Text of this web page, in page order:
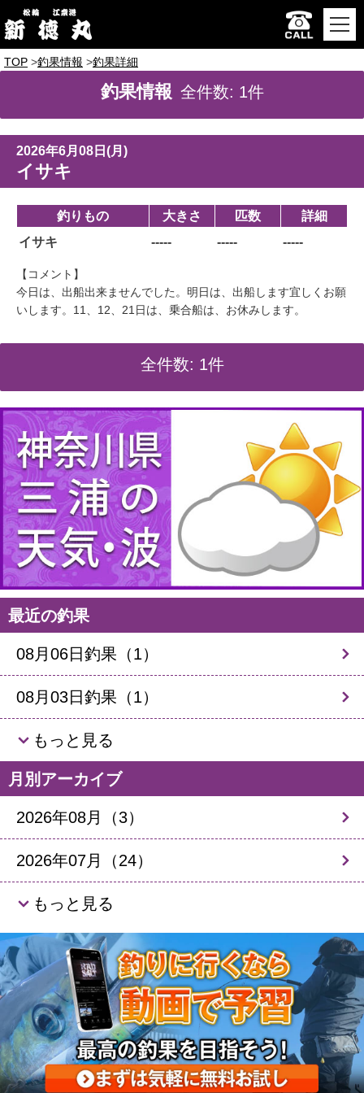
TOP 釣果情報 釣果詳細
釣果情報 全件数: 1件
2026年6月08日(月)
イサキ
釣りもの 大きさ 匹数
詳細
イサキ
----- ----- -----
【コメント】
今日は、出船出来ませんでした。明日は、出船します宜しくお願
いします。11、12、21日は、乗合船は、お休みします。
全件数: 1件
最近の釣果
08月06日釣果（1）
08月03日釣果（1）
もっと見る
月別アーカイブ
2026年08月（3）
2026年07月（24）
もっと見る